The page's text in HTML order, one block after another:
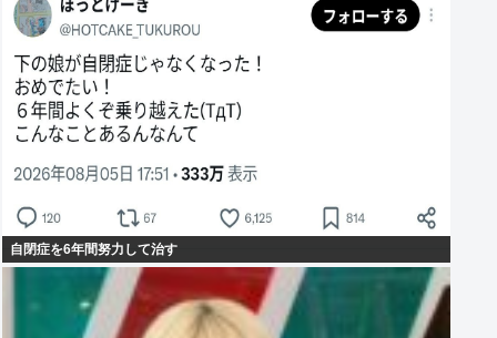
自閉症を6年間努力して治す